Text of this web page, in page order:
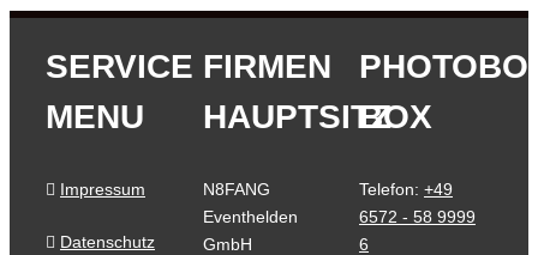
SERVICE
MENU
Impressum
Datenschutz
FIRMEN
HAUPTSITZ
N8FANG
Eventhelden
GmbH
BOX
Telefon: +49
6572 - 58 9999
6